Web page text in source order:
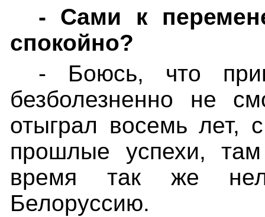
- Сами к
спокойно?
- Боюсь, что
безболезненно не
отыграл восемь лет,
прошлые успехи,
время так же
Белоруссию.